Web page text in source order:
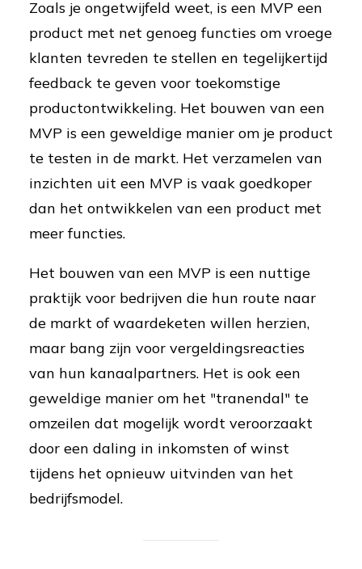
Zoals je ongetwijfeld weet, is een MVP een
product met net genoeg functies om vroege
klanten tevreden te stellen en tegelijkertijd
feedback te geven voor toekomstige
productontwikkeling. Het bouwen van een
MVP is een geweldige manier om je product
te testen in de markt. Het verzamelen van
inzichten uit een MVP is vaak goedkoper
dan het ontwikkelen van een product met
meer functies.
Het bouwen van een MVP is een nuttige
praktijk voor bedrijven die hun route naar
de markt of waardeketen willen herzien,
maar bang zijn voor vergeldingsreacties
van hun kanaalpartners. Het is ook een
geweldige manier om het "tranendal" te
omzeilen dat mogelijk wordt veroorzaakt
door een daling in inkomsten of winst
tijdens het opnieuw uitvinden van het
bedrijfsmodel.